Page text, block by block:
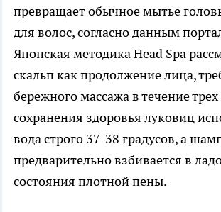
превращает обычное мытье
для волос, согласно данным
Японская методика Head Spa
скальп как продолжение лица,
бережного массажа в течение
сохранения здоровья луковиц
вода строго 37-38 градусов, а
предварительно взбивается в
состояния плотной пены.